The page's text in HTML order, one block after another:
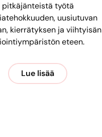
pitkäjänteistä työtä
uusiutuvan
kierrätyksen ja viihtyisän
eteen.
Lue lisää